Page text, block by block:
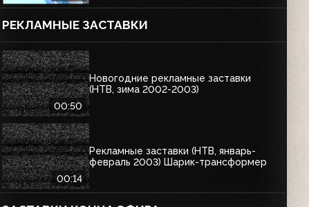
РЕКЛАМНЫЕ ЗАСТАВКИ
00:50
Новогодние рекламные заставки
(НТВ, зима 2002-2003)
00:14
Рекламные заставки (НТВ, январь-
февраль 2003) Шарик-трансформер